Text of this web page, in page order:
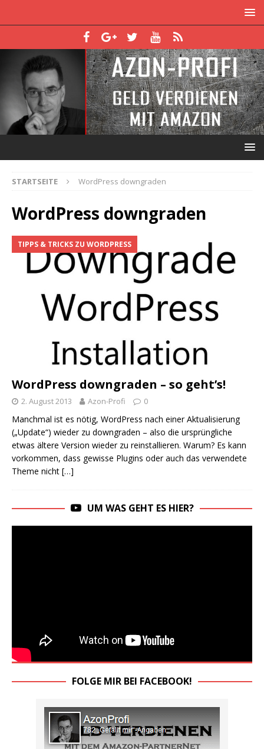
STARTSEITE WordPress downgraden
WordPress downgraden
TIPPS & TRICKS ZU WORDPRESS
WordPress downgraden – so geht’s!
2. August 2013 Azon-Profi 0
Manchmal ist es nötig, WordPress nach einer Aktualisierung
(„Update“) wieder zu downgraden – also die ursprüngliche
etwas ältere Version wieder zu reinstallieren. Warum? Es kann
vorkommen, dass gewisse Plugins oder auch das verwendete
Theme nicht […]
UM WAS GEHT ES HIER?
FOLGE MIR BEI FACEBOOK!